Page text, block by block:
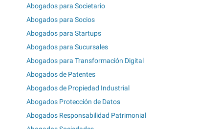
Abogados para Societario
Abogados para Socios
Abogados para Startups
Abogados para Sucursales
Abogados para Transformación Digital
Abogados de Patentes
Abogados de Propiedad Industrial
Abogados Protección de Datos
Abogados Responsabilidad Patrimonial